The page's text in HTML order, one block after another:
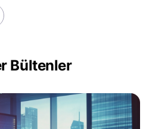
Bültenler